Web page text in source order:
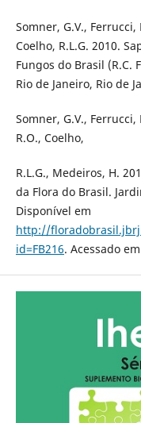
Somner, G.V.,
Coelho, R.L.G. 2010.
Fungos do Brasil (R.C.
Rio de Janeiro, Rio de
Somner, G.V.,
R.O., Coelho,
R.L.G., Medeiros, H.
da Flora do Brasil.
Disponível em
http://
id=FB216. Acessado